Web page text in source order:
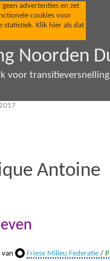
advertenties en zet
cookies voor
Klik hier als dat
Noorden
voor
Antoine
Friese Milieu Federatie / P